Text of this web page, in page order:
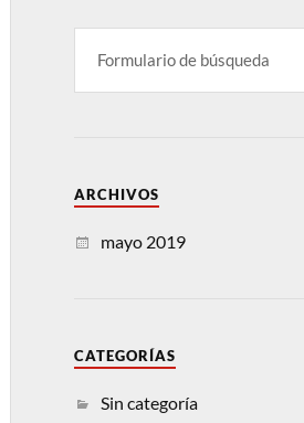
ARCHIVOS
mayo 2019
CATEGORÍAS
Sin categoría